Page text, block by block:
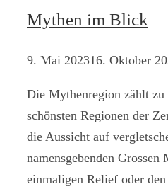
Mythen im Blick
9. Mai 202316. Oktober
Die Mythenregion zählt zu
schönsten Regionen der
die Aussicht auf
namensgebenden
einmaligen Relief oder